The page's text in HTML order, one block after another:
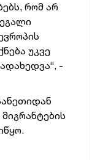
რომ არ
უკვე
-